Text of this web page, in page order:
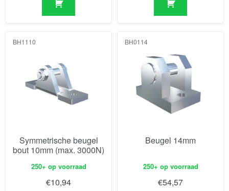
BH1110
Symmetrische beugel
bout 10mm (max. 3000N)
250+ op voorraad
€10,94
BH0114
Beugel 14mm
250+ op voorraad
€54,57